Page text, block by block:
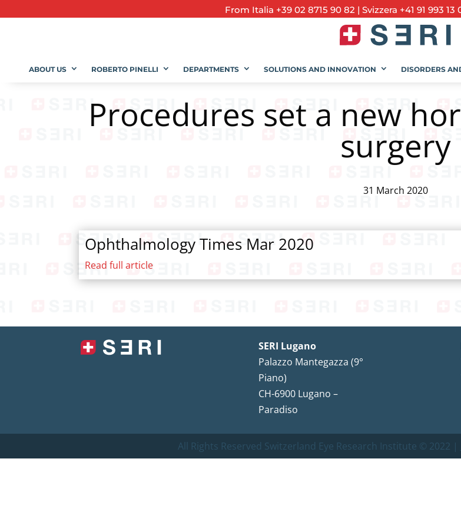
From Italia +39 02 8715 90 82 | Svizzera +41 91 993 13
ABOUT US ROBERTO PINELLI DEPARTMENTS SOLUTIONS AND INNOVATION DISORDERS
Procedures set a new
surgery
31 March 2020
Ophthalmology Times Mar 2020
Read full article
SERI Lugano
Palazzo Mantegazza (9°
Piano)
CH-6900 Lugano –
Paradiso
All Rights Reserved Switzerland Eye Research Institute © 2022 |